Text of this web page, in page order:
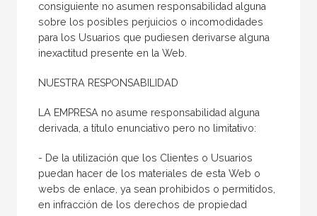
consiguiente no asumen responsabilidad alguna
sobre los posibles perjuicios o incomodidades
para los Usuarios que pudiesen derivarse alguna
inexactitud presente en la Web.
NUESTRA RESPONSABILIDAD
LA EMPRESA no asume responsabilidad alguna
derivada, a título enunciativo pero no limitativo:
- De la utilización que los Clientes o Usuarios
puedan hacer de los materiales de esta Web o
webs de enlace, ya sean prohibidos o permitidos,
en infracción de los derechos de propiedad